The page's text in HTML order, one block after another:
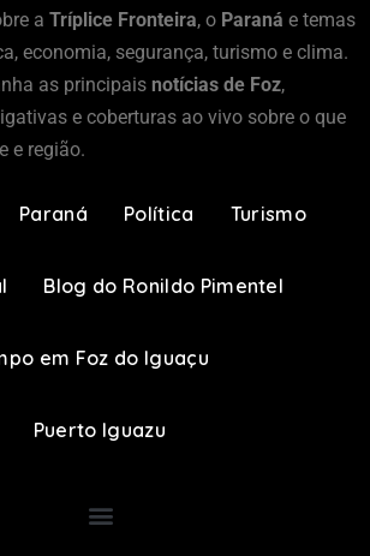
a Tríplice Fronteira, o Paraná e temas
economia, segurança, turismo e clima.
as principais notícias de Foz,
e coberturas ao vivo sobre o que
e região.
Paraná Política Turismo
Blog do Ronildo Pimentel
em Foz do Iguaçu
Puerto Iguazu